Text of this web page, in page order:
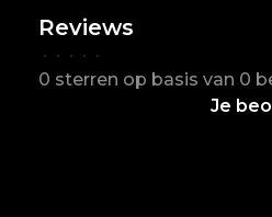
Reviews
• • • • •
0 sterren op basis van 0
Je